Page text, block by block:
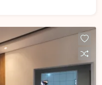
de câmeras de
praticidade e
e amigos.
para quem busca
deseja investir em